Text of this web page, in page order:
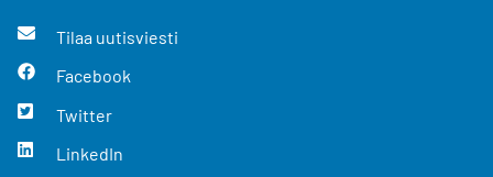
Tilaa uutisviesti
Facebook
Twitter
LinkedIn